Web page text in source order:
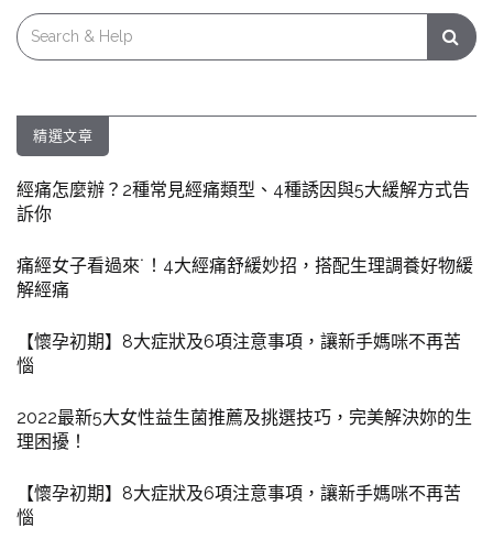
Search
for:
精選文章
經痛怎麼辦？2種常見經痛類型、4種誘因與5大緩解方式告
訴你
痛經女子看過來˙！4大經痛舒緩妙招，搭配生理調養好物緩
解經痛
【懷孕初期】8大症狀及6項注意事項，讓新手媽咪不再苦
惱
2022最新5大女性益生菌推薦及挑選技巧，完美解決妳的生
理困擾！
【懷孕初期】8大症狀及6項注意事項，讓新手媽咪不再苦
惱